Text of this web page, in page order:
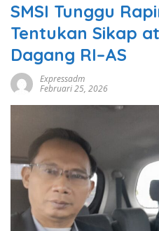
SMSI Tunggu
Tentukan Sikap
Dagang RI–AS
Expressadm
Februari 25, 2026